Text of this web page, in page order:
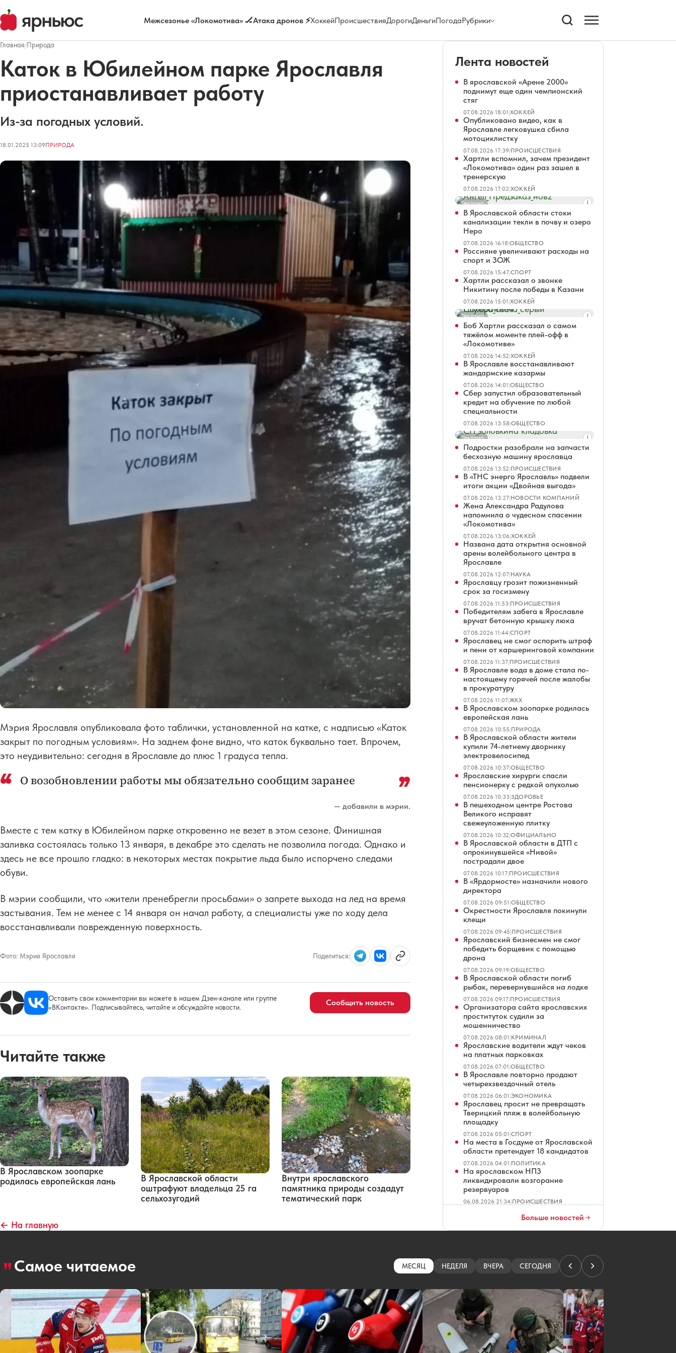
Межсезонье «Локомотива» 🏒Атака дронов ⚡ХоккейПроисшествияДорогиДеньгиПогодаРубрики
Главная/Природа
Каток в Юбилейном парке Ярославля
приостанавливает работу
Из-за погодных условий.
18.01.2025 13:09ПРИРОДА
Мэрия Ярославля опубликовала фото таблички, установленной на катке, с надписью «Каток
закрыт по погодным условиям». На заднем фоне видно, что каток буквально тает. Впрочем,
это неудивительно: сегодня в Ярославле до плюс 1 градуса тепла.
О возобновлении работы мы обязательно сообщим заранее
— добавили в мэрии.
Вместе с тем катку в Юбилейном парке откровенно не везет в этом сезоне. Финишная
заливка состоялась только 13 января, в декабре это сделать не позволила погода. Однако и
здесь не все прошло гладко: в некоторых местах покрытие льда было испорчено следами
обуви.
В мэрии сообщили, что «жители пренебрегли просьбами» о запрете выхода на лед на время
застывания. Тем не менее с 14 января он начал работу, а специалисты уже по ходу дела
восстанавливали поврежденную поверхность.
Фото: Мэрия Ярославля Поделиться:
Оставить свои комментарии вы можете в нашем Дзен-канале или группе
«ВКонтакте». Подписывайтесь, читайте и обсуждайте новости.
Сообщить новость
Читайте также
В Ярославском зоопарке
родилась европейская лань
В Ярославской области
оштрафуют владельца 25 га
сельхозугодий
Внутри ярославского
памятника природы создадут
тематический парк
← На главную
Лента новостей
В ярославской «Арене 2000»
поднимут еще один чемпионский
стяг
07.08.2026 18:01|ХОККЕЙ
Опубликовано видео, как в
Ярославле легковушка сбила
мотоциклистку
07.08.2026 17:39|ПРОИСШЕСТВИЯ
Хартли вспомнил, зачем президент
«Локомотива» один раз зашел в
тренерскую
07.08.2026 17:02|ХОККЕЙ
Реклама
В Ярославской области стоки
канализации текли в почву и озеро
Неро
07.08.2026 16:18|ОБЩЕСТВО
Россияне увеличивают расходы на
спорт и ЗОЖ
07.08.2026 15:47|СПОРТ
Хартли рассказал о звонке
Никитину после победы в Казани
07.08.2026 15:01|ХОККЕЙ
Реклама
Боб Хартли рассказал о самом
тяжёлом моменте плей-офф в
«Локомотиве»
07.08.2026 14:52|ХОККЕЙ
В Ярославле восстанавливают
жандармские казармы
07.08.2026 14:01|ОБЩЕСТВО
Сбер запустил образовательный
кредит на обучение по любой
специальности
07.08.2026 13:58|ОБЩЕСТВО
Реклама
Подростки разобрали на запчасти
бесхозную машину ярославца
07.08.2026 13:52|ПРОИСШЕСТВИЯ
В «ТНС энерго Ярославль» подвели
итоги акции «Двойная выгода»
07.08.2026 13:27|НОВОСТИ КОМПАНИЙ
Жена Александра Радулова
напомнила о чудесном спасении
«Локомотива»
07.08.2026 13:06|ХОККЕЙ
Названа дата открытия основной
арены волейбольного центра в
Ярославле
07.08.2026 12:07|НАУКА
Ярославцу грозит пожизненный
срок за госизмену
07.08.2026 11:53|ПРОИСШЕСТВИЯ
Победителям забега в Ярославле
вручат бетонную крышку люка
07.08.2026 11:44|СПОРТ
Ярославец не смог оспорить штраф
и пени от каршеринговой компании
07.08.2026 11:37|ПРОИСШЕСТВИЯ
В Ярославле вода в доме стала по-
настоящему горячей после жалобы
в прокуратуру
07.08.2026 11:07|ЖКХ
В Ярославском зоопарке родилась
европейская лань
07.08.2026 10:55|ПРИРОДА
В Ярославской области жители
купили 74-летнему дворнику
электровелосипед
07.08.2026 10:37|ОБЩЕСТВО
Ярославские хирурги спасли
пенсионерку с редкой опухолью
07.08.2026 10:33|ЗДОРОВЬЕ
В пешеходном центре Ростова
Великого исправят
свежеуложенную плитку
07.08.2026 10:32|ОФИЦИАЛЬНО
В Ярославской области в ДТП с
опрокинувшейся «Нивой»
пострадали двое
07.08.2026 10:17|ПРОИСШЕСТВИЯ
В «Ярдормосте» назначили нового
директора
07.08.2026 09:51|ОБЩЕСТВО
Окрестности Ярославля покинули
клещи
07.08.2026 09:45|ПРОИСШЕСТВИЯ
Ярославский бизнесмен не смог
победить борщевик с помощью
дрона
07.08.2026 09:19|ОБЩЕСТВО
В Ярославской области погиб
рыбак, перевернувшийся на лодке
07.08.2026 09:17|ПРОИСШЕСТВИЯ
Организатора сайта ярославских
проституток судили за
мошенничество
07.08.2026 08:01|КРИМИНАЛ
Ярославские водители ждут чеков
на платных парковках
07.08.2026 07:01|ОБЩЕСТВО
В Ярославле повторно продают
четырехзвездочный отель
07.08.2026 06:01|ЭКОНОМИКА
Ярославец просит не превращать
Тверицкий пляж в волейбольную
площадку
07.08.2026 05:01|СПОРТ
На места в Госдуме от Ярославской
области претендует 18 кандидатов
07.08.2026 04:01|ПОЛИТИКА
На ярославском НПЗ
ликвидировали возгорание
резервуаров
06.08.2026 21:34|ПРОИСШЕСТВИЯ
с ливнями и градом
06.08.2026 19:20|ПОГОДА
06.08.2026 18:49 ПРОИСШЕСТВИЯ
В Ярославле не смогли продать
проспекте
06.08.2026 18:01 ОБЩЕСТВО
Эксперты выяснили, как кешбэк
влияет на спрос россиян
06.08.2026 18:00|НОВОСТИ КОМПАНИЙ
«Локомотив» сыграет в самом
Больше новостей
Самое читаемое МЕСЯЦ НЕДЕЛЯ ВЧЕРА СЕГОДНЯ